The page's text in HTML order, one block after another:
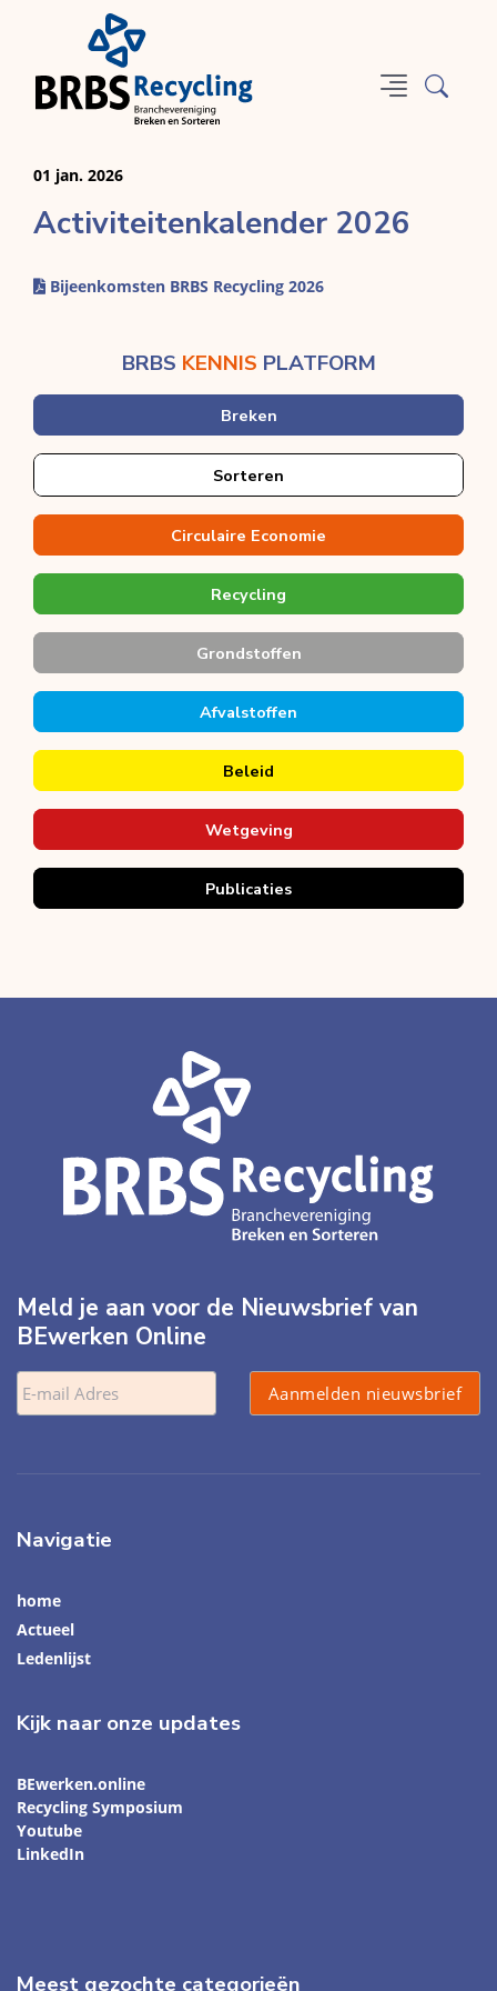
01 jan. 2026
Activiteitenkalender 2026
Bijeenkomsten BRBS Recycling 2026
BRBS KENNIS PLATFORM
Breken
Sorteren
Circulaire Economie
Recycling
Grondstoffen
Afvalstoffen
Beleid
Wetgeving
Publicaties
Meld je aan voor de Nieuwsbrief van
BEwerken Online
Navigatie
home
Actueel
Ledenlijst
Kijk naar onze updates
BEwerken.online
Recycling Symposium
Youtube
LinkedIn
Meest gezochte categorieën